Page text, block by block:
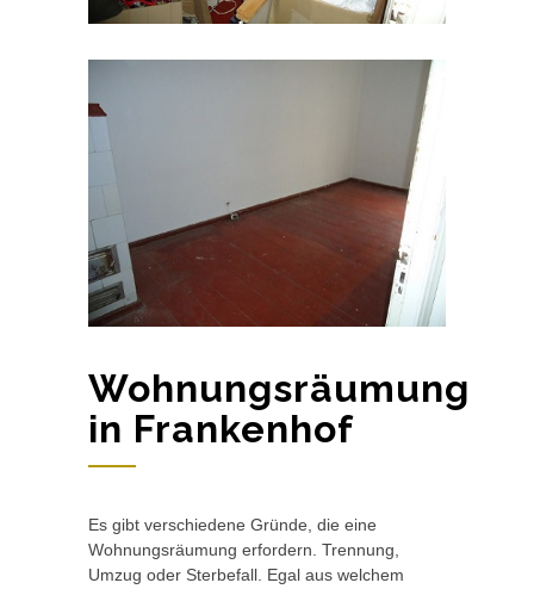
Wohnungsräumung
in Frankenhof
Es gibt verschiedene Gründe, die eine
Wohnungsräumung erfordern. Trennung,
Umzug oder Sterbefall. Egal aus welchem